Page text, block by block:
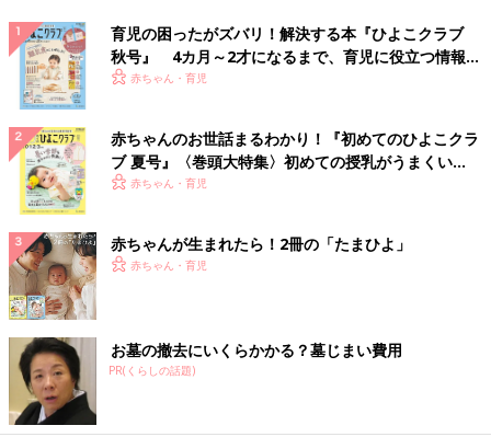
育児の困ったがズバリ！解決する本『ひよこクラブ
秋号』 4カ月～2才になるまで、育児に役立つ情報が
いっぱい！
赤ちゃん・育児
赤ちゃんのお世話まるわかり！『初めてのひよこクラ
ブ 夏号』〈巻頭大特集〉初めての授乳がうまくい
く！ おっぱい・ミルクの基本と夏のトラブル 解決テ
赤ちゃん・育児
赤ちゃんが生まれたら！2冊の「たまひよ」
赤ちゃん・育児
お墓の撤去にいくらかかる？墓じまい費用
PR(くらしの話題)